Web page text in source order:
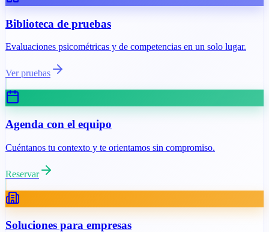
Biblioteca de pruebas
Evaluaciones psicométricas y de competencias en un solo lugar.
Ver pruebas
Agenda con el equipo
Cuéntanos tu contexto y te orientamos sin compromiso.
Reservar
Soluciones para empresas